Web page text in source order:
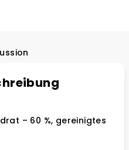
– 60 %, gereinigtes